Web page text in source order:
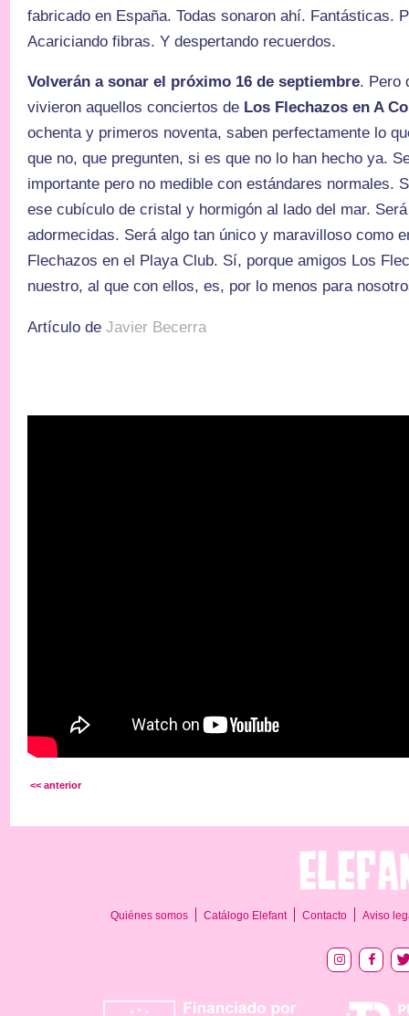
fabricado en España. Todas sonaron ahí. Fantásticas.
Acariciando fibras. Y despertando recuerdos.
Volverán a sonar el próximo 16 de septiembre. Pero
vivieron aquellos conciertos de Los Flechazos en A
ochenta y primeros noventa, saben perfectamente lo
que no, que pregunten, si es que no lo han hecho ya.
importante pero no medible con estándares normales.
ese cubículo de cristal y hormigón al lado del mar.
adormecidas. Será algo tan único y maravilloso como
Flechazos en el Playa Club. Sí, porque amigos Los
nuestro, al que con ellos, es, por lo menos para
Artículo de Javier Becerra
<< anterior
Quiénes somos Catálogo Elefant Contacto Aviso